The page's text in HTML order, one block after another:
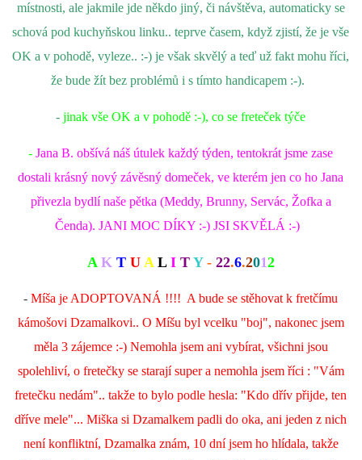
místnosti, ale jakmile jde někdo jiný, či návštěva, automaticky se
schová pod kuchyňskou linku.. teprve časem, když zjistí, že je vše
OK a v pohodě, vyleze.. :-) je však skvělý a teď už fakt mohu říci,
že bude žít bez problémů i s tímto handicapem :-).
- jinak vše OK a v pohodě :-), co se freteček týče
- Jana B. obšívá náš útulek každý týden, tentokrát jsme zase
dostali krásný nový závěsný domeček, ve kterém jen co ho Jana
přivezla bydlí naše pětka (Meddy, Brunny, Servác, Žofka a
Čenda). JANI MOC DÍKY :-) JSI SKVĚLÁ :-)
AK T U A L I T Y- 22.6.2012
- Míša je ADOPTOVANÁ !!!! A bude se stěhovat k fretčímu
kámošovi Dzamalkovi.. O Míšu byl vcelku "boj", nakonec jsem
měla 3 zájemce :-) Nemohla jsem ani vybírat, všichni jsou
spolehliví, o fretečky se starají super a nemohla jsem říci : "Vám
fretečku nedám".. takže to bylo podle hesla: "Kdo dřív přijde, ten
dříve mele"... Miška si Dzamalkem padli do oka, ani jeden z nich
není konfliktní, Dzamalka znám, 10 dní jsem ho hlídala, takže